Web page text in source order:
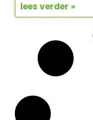
lees verder »